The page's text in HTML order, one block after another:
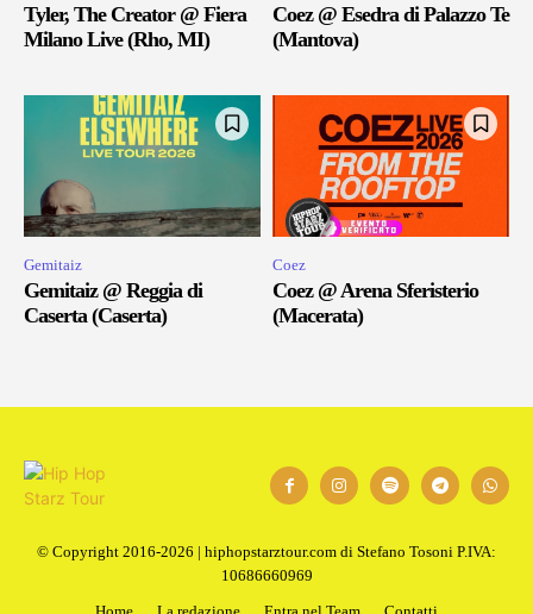
Tyler, The Creator @ Fiera
Milano Live (Rho, MI)
Coez @ Esedra di Palazzo Te
(Mantova)
Gemitaiz
Gemitaiz @ Reggia di
Caserta (Caserta)
Coez
Coez @ Arena Sferisterio
(Macerata)
© Copyright 2016-2026 | hiphopstarztour.com di Stefano Tosoni P.IVA:
10686660969